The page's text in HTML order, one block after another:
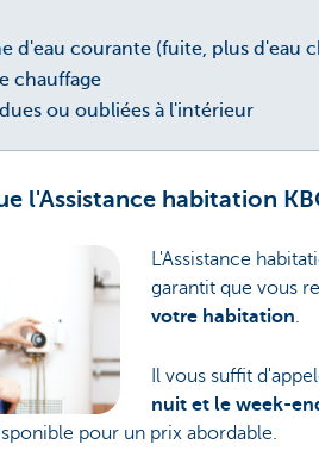
d'eau courante (fuite, plus d'eau
chauffage
ou oubliées à l'intérieur
l'Assistance habitation
L'Assistance
garantit que vous
votre habitation
Il vous suffit
nuit et le week-
pour un prix abordable.